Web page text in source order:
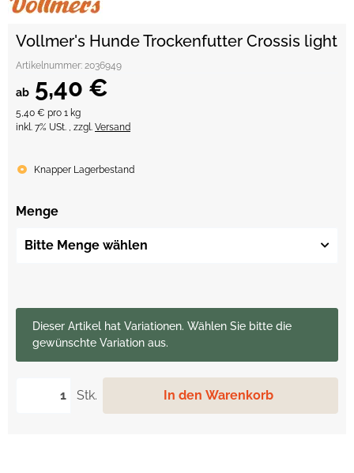
Vollmer's Hunde Trockenfutter Crossis light
Artikelnummer: 2036949
ab 5,40 €
5,40 € pro 1 kg
inkl. 7% USt. , zzgl. Versand
Knapper Lagerbestand
Menge
Bitte Menge wählen
Stk. In den Warenkorb
xDieser Artikel hat Variationen. Wählen Sie bitte die
gewünschte Variation aus.